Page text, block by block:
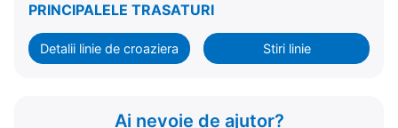
PRINCIPALELE TRASATURI
Detalii linie de croaziera Stiri linie
Ai nevoie de ajutor?